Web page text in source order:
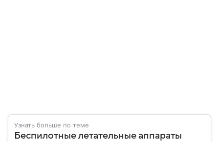
Узнать больше по теме
Беспилотные летательные аппараты